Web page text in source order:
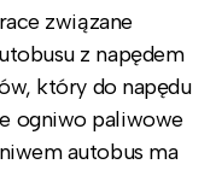
związane
z napędem
który do napędu
ogniwo paliwowe
autobus ma